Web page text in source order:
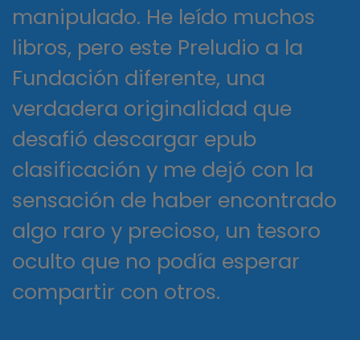
manipulado. He leído muchos
libros, pero este Preludio a la
Fundación diferente, una
verdadera originalidad que
desafió descargar epub
clasificación y me dejó con la
sensación de haber encontrado
algo raro y precioso, un tesoro
oculto que no podía esperar
compartir con otros.